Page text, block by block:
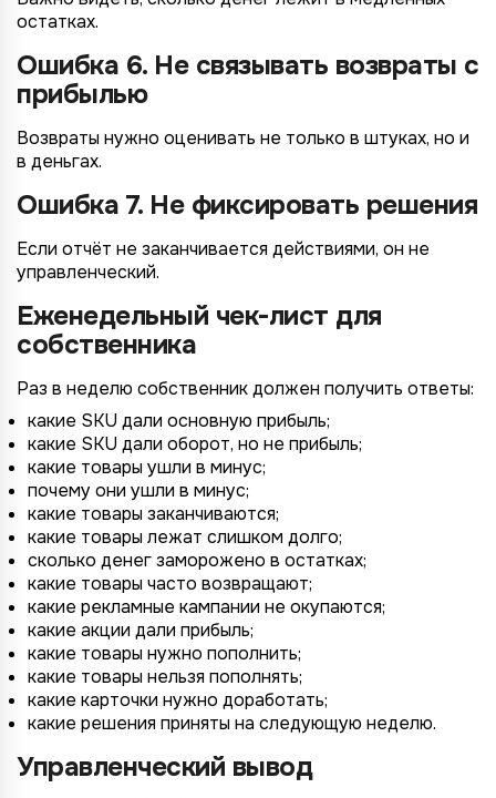
остатках.
Ошибка 6. Не связывать возвраты с
прибылью
Возвраты нужно оценивать не только в штуках, но и
в деньгах.
Ошибка 7. Не фиксировать решения
Если отчёт не заканчивается действиями, он не
управленческий.
Еженедельный чек-лист для
собственника
Раз в неделю собственник должен получить ответы:
какие SKU дали основную прибыль;
какие SKU дали оборот, но не прибыль;
какие товары ушли в минус;
почему они ушли в минус;
какие товары заканчиваются;
какие товары лежат слишком долго;
сколько денег заморожено в остатках;
какие товары часто возвращают;
какие рекламные кампании не окупаются;
какие акции дали прибыль;
какие товары нужно пополнить;
какие товары нельзя пополнять;
какие карточки нужно доработать;
какие решения приняты на следующую неделю.
Управленческий вывод